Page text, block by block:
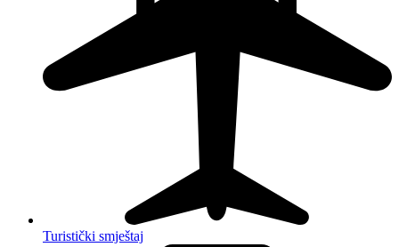
Turistički smještaj